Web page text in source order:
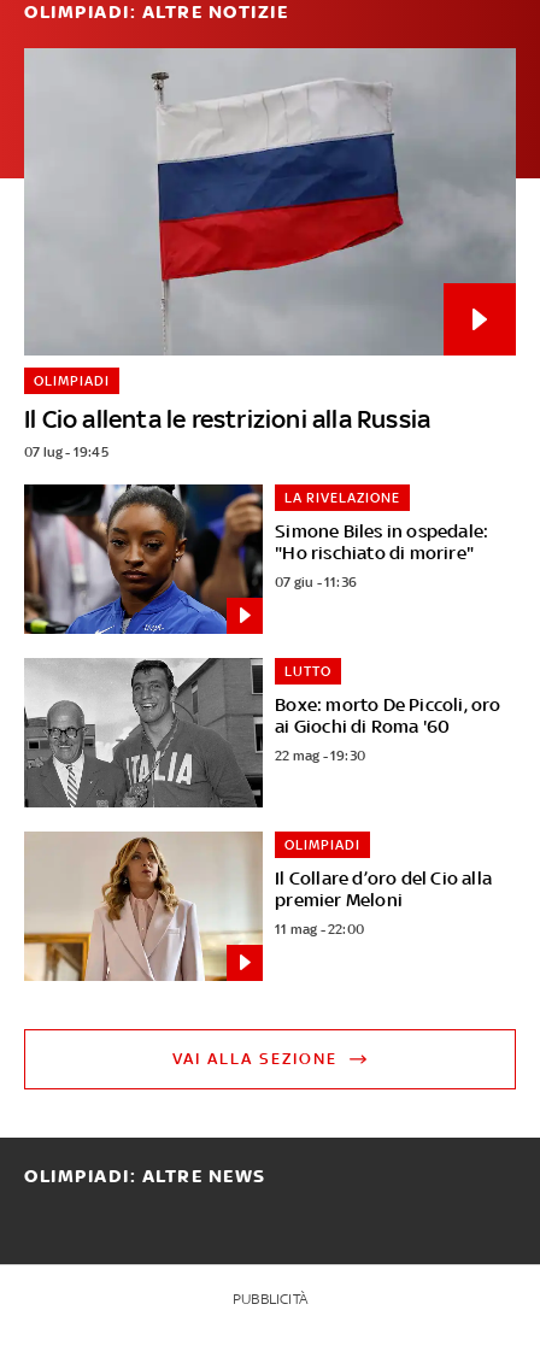
OLIMPIADI: ALTRE NOTIZIE
Il Cio allenta le restrizioni alla Russia
OLIMPIADI
07 lug - 19:45
Simone Biles in ospedale:
"Ho rischiato di morire"
LA RIVELAZIONE
07 giu - 11:36
Boxe: morto De Piccoli, oro
ai Giochi di Roma '60
LUTTO
22 mag - 19:30
Il Collare d’oro del Cio alla
premier Meloni
OLIMPIADI
11 mag - 22:00
VAI ALLA SEZIONE
OLIMPIADI: ALTRE NEWS
PUBBLICITÀ